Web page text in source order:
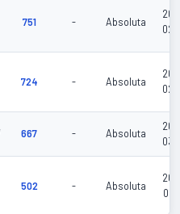
751 - Absoluta
02-
724 - Absoluta
02-
667 - Absoluta
03-
502 - Absoluta
06-